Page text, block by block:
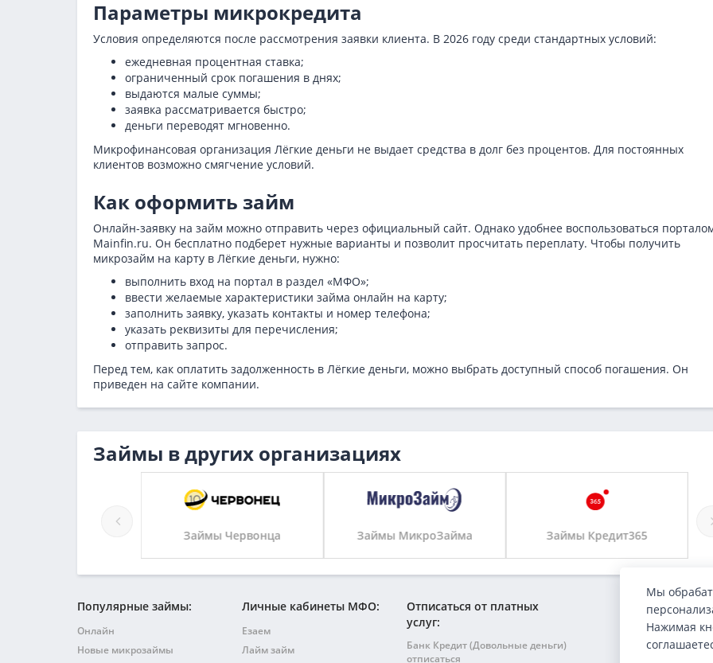
Параметры микрокредита
Условия определяются после рассмотрения заявки клиента. В 2026 году среди стандартных условий:
ежедневная процентная ставка;
ограниченный срок погашения в днях;
выдаются малые суммы;
заявка рассматривается быстро;
деньги переводят мгновенно.
Микрофинансовая организация Лёгкие деньги не выдает средства в долг без процентов. Для постоянных
клиентов возможно смягчение условий.
Как оформить займ
Онлайн-заявку на займ можно отправить через официальный сайт. Однако удобнее воспользоваться
Mainfin.ru. Он бесплатно подберет нужные варианты и позволит просчитать переплату. Чтобы получить
микрозайм на карту в Лёгкие деньги, нужно:
выполнить вход на портал в раздел «МФО»;
ввести желаемые характеристики займа онлайн на карту;
заполнить заявку, указать контакты и номер телефона;
указать реквизиты для перечисления;
отправить запрос.
Перед тем, как оплатить задолженность в Лёгкие деньги, можно выбрать доступный способ погашения. Он
приведен на сайте компании.
Займы в других организациях
Займы Червонца Займы МикроЗайма Займы Кредит365
Популярные займы:
Онлайн
Новые микрозаймы
Личные кабинеты МФО:
Езаем
Лайм займ
Отписаться от платных
услуг:
Банк Кредит (Довольные деньги)
отписаться
Мы
Нажимая